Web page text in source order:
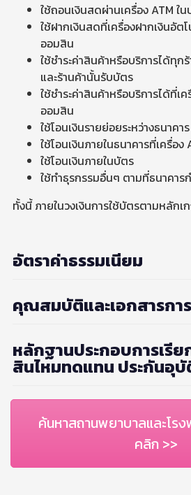
ใช้ถอนเงินสดผ่านเครื่อง ATM ใน
ใช้ฝากเงินสดที่เครื่องฝากเงินอัต
ออมสิน
ใช้ชำระค่าสินค้าหรือบริการได้ทุก
และร้านค้านั้นรับบัตร
ใช้ชำระค่าสินค้าหรือบริการได้ที่เ
ออมสิน
ใช้โอนเงินรายย่อยระหว่างธนาคาร
ใช้โอนเงินภายในธนาคารที่เครื่อ
ใช้โอนเงินภายในบัตร
ใช้ทำธุรกรรมอื่นๆ ตามที่ธนาคาร
ทั้งนี้ ภายในวงเงินการใช้บัตรตามหลัก
อัตราค่าธรรมเนียม
คุณสมบัติและเอกสารกา
หลักฐานประกอบการเรีย
สินไหมทดแทน ประกันอุบั
ค้นหาสถานพยาบาลและโร
คลิก >>